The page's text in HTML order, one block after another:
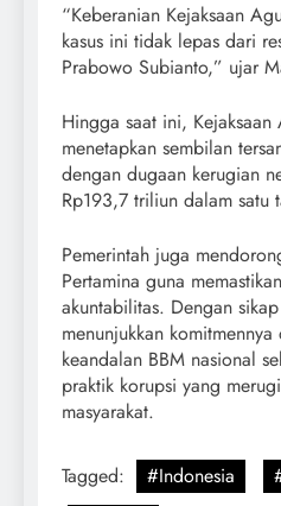
“Keberanian Kejaksaan
kasus ini tidak lepas dari
Prabowo Subianto,” ujar
Hingga saat ini,
menetapkan sembilan
dengan dugaan kerugian
Rp193,7 triliun dalam satu
Pemerintah juga
Pertamina guna
akuntabilitas. Dengan
menunjukkan
keandalan BBM nasional
praktik korupsi yang
masyarakat.
Tagged: #Indonesia